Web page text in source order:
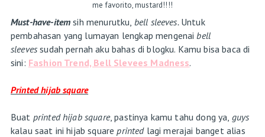
me favorito, mustard!!!!
Must-have-item sih menurutku, bell sleeves. Untuk
pembahasan yang lumayan lengkap mengenaibell
sleevessudah pernah aku bahas di blogku. Kamu bisa baca di
sini: Fashion Trend, Bell Slevees Madness.
Printed hijab square
Buat printed hijab square, pastinya kamu tahu dong ya, guys
kalau saat ini hijab square printed lagi merajai banget alias